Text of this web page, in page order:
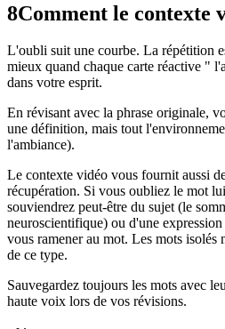
8Comment le contexte
L'oubli suit une courbe. La répétition
mieux quand chaque carte réactive "
dans votre esprit.
En révisant avec la phrase originale,
une définition, mais tout
l'ambiance).
Le contexte vidéo vous fournit aussi
récupération. Si vous oubliez le mot
souviendrez peut-être du sujet (le
neuroscientifique) ou d'une
vous ramener au mot. Les mots isolés
de ce type.
Sauvegardez toujours les mots avec
haute voix lors de vos révisions.